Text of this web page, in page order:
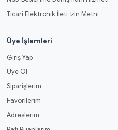
Ticari Elektronik İleti İzin Metni
Üye İşlemleri
Giriş Yap
Üye Ol
Siparişlerim
Favorilerim
Adreslerim